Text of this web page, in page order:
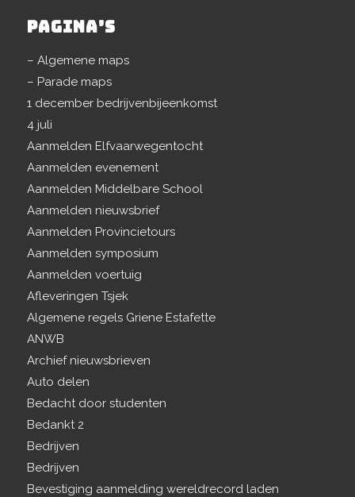
PAGINA’S
– Algemene maps
– Parade maps
1 december bedrijvenbijeenkomst
4 juli
Aanmelden Elfvaarwegentocht
Aanmelden evenement
Aanmelden Middelbare School
Aanmelden nieuwsbrief
Aanmelden Provincietours
Aanmelden symposium
Aanmelden voertuig
Afleveringen Tsjek
Algemene regels Griene Estafette
ANWB
Archief nieuwsbrieven
Auto delen
Bedacht door studenten
Bedankt 2
Bedrijven
Bedrijven
Bevestiging aanmelding wereldrecord laden